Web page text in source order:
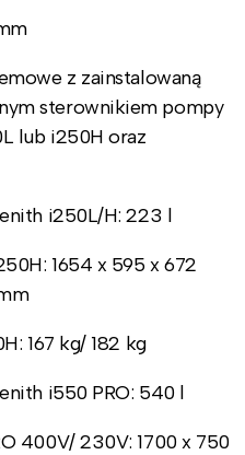
z zainstalowaną
sterownikiem pompy
lub i250H oraz
i250L/H: 223 l
1654 x 595 x 672
167 kg/ 182 kg
i550 PRO: 540 l
400V/ 230V: 1700 x 750